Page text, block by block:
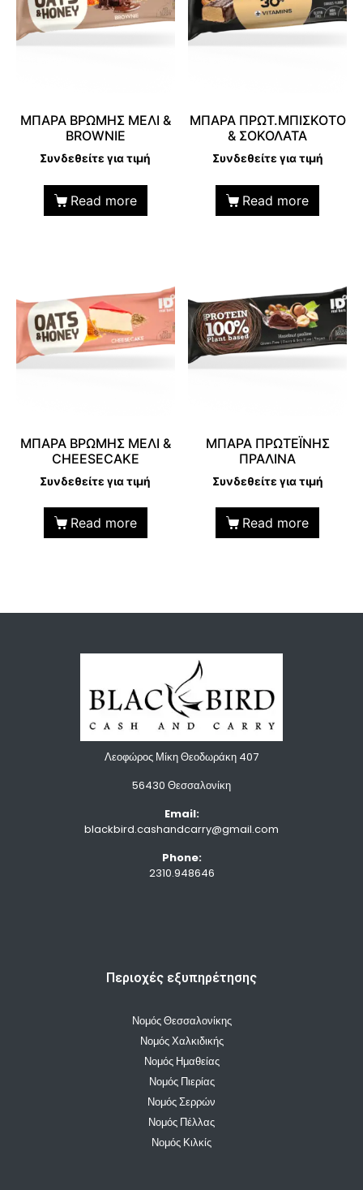
ΜΠΑΡΑ ΒΡΩΜΗΣ ΜΕΛΙ &
BROWNIE
Συνδεθείτε για τιμή
Read more
ΜΠΑΡΑ ΠΡΩΤ.ΜΠΙΣΚΟΤΟ
& ΣΟΚΟΛΑΤΑ
Συνδεθείτε για τιμή
Read more
ΜΠΑΡΑ ΒΡΩΜΗΣ ΜΕΛΙ &
CHEESECAKE
Συνδεθείτε για τιμή
Read more
ΜΠΑΡΑ ΠΡΩΤΕΪΝΗΣ
ΠΡΑΛΙΝΑ
Συνδεθείτε για τιμή
Read more
Λεοφώρος Μίκη Θεοδωράκη 407
56430 Θεσσαλονίκη
Email:
blackbird.cashandcarry@gmail.com
Phone:
2310.948646
Περιοχές εξυπηρέτησης
Νομός Θεσσαλονίκης
Νομός Χαλκιδικής
Νομός Ημαθείας
Νομός Πιερίας
Νομός Σερρών
Νομός Πέλλας
Νομός Κιλκίς